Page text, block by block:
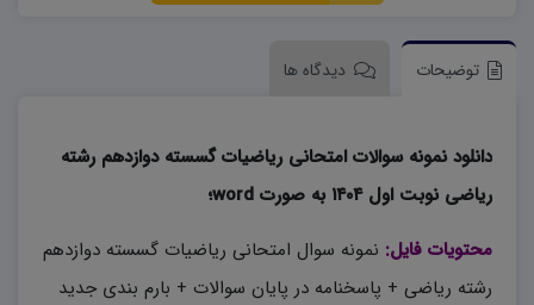
توضیحات دیدگاه ها
دانلود نمونه سوالات امتحانی ریاضیات گسسته دوازدهم رشته
ریاضی نوبت اول ۱۴۰۴ به صورت word؛
محتویات فایل: نمونه سوال امتحانی ریاضیات گسسته دوازدهم
رشته ریاضی + پاسخنامه در پایان سوالات + بارم بندی جدید